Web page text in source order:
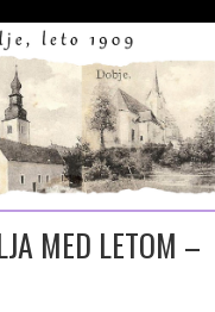
MED LETOM –